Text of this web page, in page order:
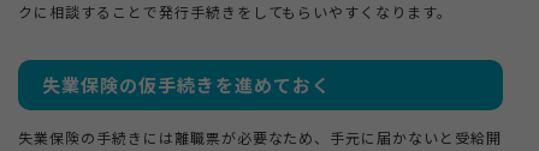
クに相談することで発行手続きをしてもらいやすくなります。
失業保険の仮手続きを進めておく
失業保険の手続きには離職票が必要なため、手元に届かないと受給開